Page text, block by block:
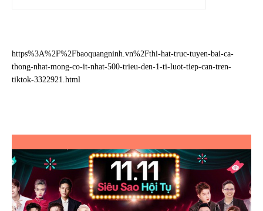
https%3A%2F%2Fbaoquangninh.vn%2Fthi-hat-truc-tuyen-bai-ca-
thong-nhat-mong-co-it-nhat-500-trieu-den-1-ti-luot-tiep-can-tren-
tiktok-3322921.html